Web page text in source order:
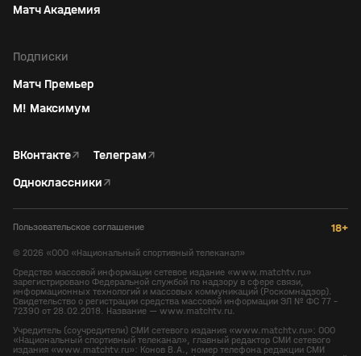
Матч Академия
Подписки
Матч Премьер
М! Максимум
ВКонтакте↗ Телеграм↗
Одноклассники↗
Пользовательское соглашение 18+
© 2026 «ООО «Национальный спортивный телеканал»
Средство массовой информации сетевое издание «www.matchtv.ru»
зарегистрировано Федеральной службой по надзору в сфере связи,
информационных технологий и массовых коммуникаций (Роскомнадзор).
Свидетельство о регистрации средства массовой информации ЭЛ № ФС 77 -
72390 от 28.02.2018. Название — www.matchtv.ru.
Учредитель (соучредители) СМИ сетевого издания «www.matchtv.ru»: ООО
«Национальный спортивный телеканал», главный редактор СМИ сетевого
издания «www.matchtv.ru»: Конов В.А., номер телефона редакции СМИ